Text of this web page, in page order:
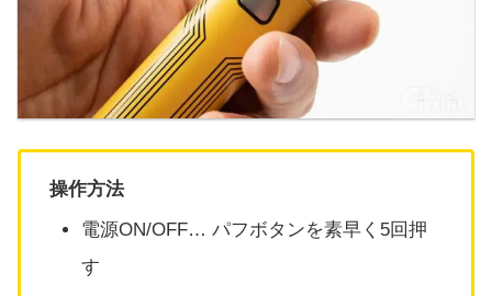
操作方法
電源ON/OFF… パフボタンを素早く5回押
す